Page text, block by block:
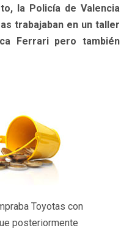
la Policía de Valencia
trabajaban en un taller
Ferrari pero también
Toyotas con
posteriormente